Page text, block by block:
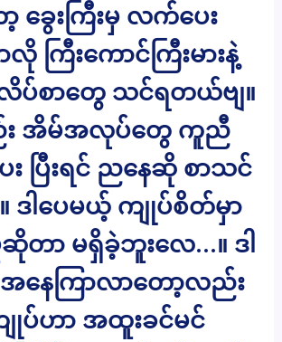
ခွေးကြီးမှ လက်ပေး
ကြီးကောင်ကြီးမားနဲ့
ပ်စာတွေ သင်ရတယ်ဗျ။
အိမ်အလုပ်တွေ ကူညီ
ပြီးရင် ညနေဆို စာသင်
ဒါပေမယ့် ကျုပ်စိတ်မှာ
ဆိုတာ မရှိခဲ့ဘူးလေ…။ ဒါ
နေကြာလာတော့လည်း
ျုပ်ဟာ အထူးခင်မင်